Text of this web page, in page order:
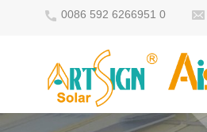
0086 592 6266951 0